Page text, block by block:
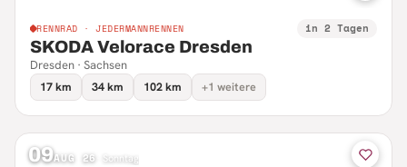
RENNRAD · JEDERMANNRENNEN in 2 Tagen
SKODA Velorace Dresden
Dresden · Sachsen
17 km
34 km 102 km +1 weitere
09AUG 26 Sonntag